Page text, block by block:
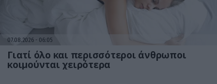
07.08.2026 06:05
Γιατί όλο και περισσότεροι άνθρωποι
κοιμούνται χειρότερα